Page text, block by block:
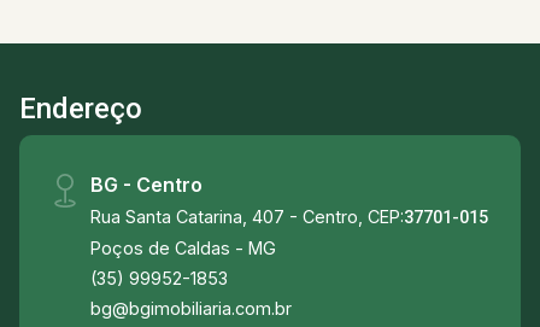
Lojasmel -Pernambucanas -União Agropecuária
Farrapinhos Brechó -Farrapinhos Consumo
Consciente -Âncora Coffee House -Subway -
Gastronomia & Cultura -A Napoletana Pizzeria -
Pesto Cozinha Bar
Endereço
BG - Centro
Rua Santa Catarina, 407 - Centro, CEP:37701-015
Poços de Caldas - MG
(35) 99952-1853
bg@bgimobiliaria.com.br